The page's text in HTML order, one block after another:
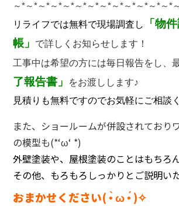
～*～*～*～*～*～*～*～*～*～*～*～*～*
リライフでは無料で現場調査し
「物
帳」
で詳しくお知らせします！
工事中は希望の方には毎日報告をし、
了報告書」
をお渡しします♪
見積りも無料ですのでお気軽にご相談
また、ショールームが併設されており
の模型も(*‘ω‘ *)
外壁塗装や、屋根塗装のことはもちろ
その他、もろもろしっかりとご説明
おまかせください( •̀ ω •́ )✧